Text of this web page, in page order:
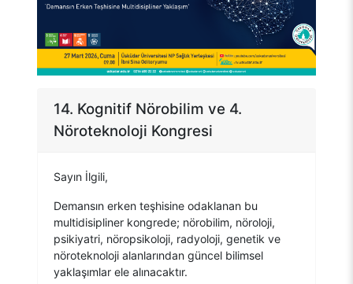
14. Kognitif Nörobilim ve 4.
Nöroteknoloji Kongresi
Sayın İlgili,
Demansın erken teşhisine odaklanan bu
multidisipliner kongrede; nörobilim, nöroloji,
psikiyatri, nöropsikoloji, radyoloji, genetik ve
nöroteknoloji alanlarından güncel bilimsel
yaklaşımlar ele alınacaktır.